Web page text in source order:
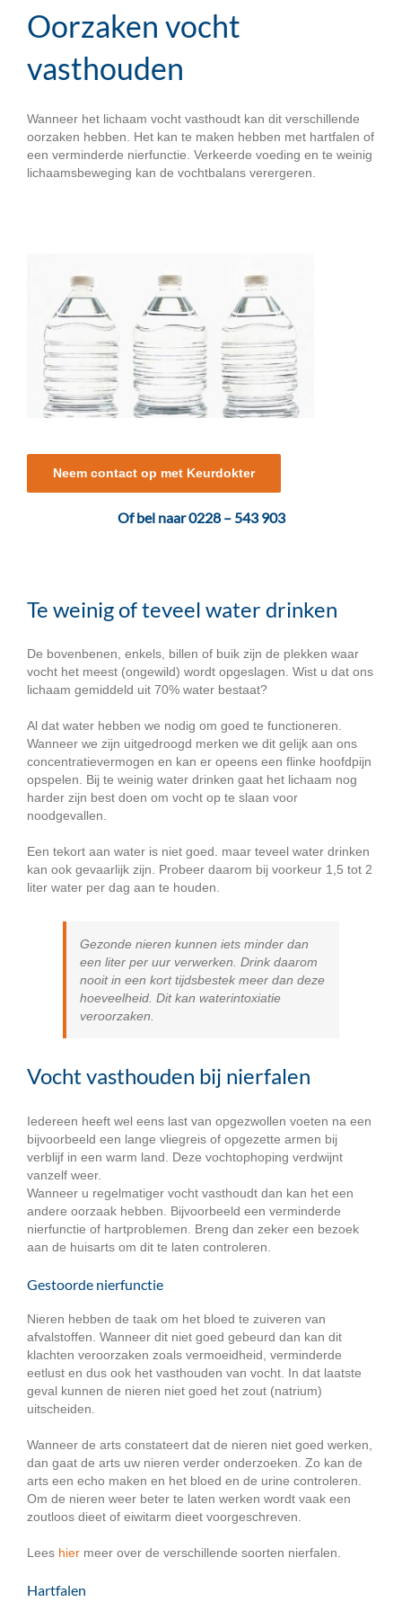
Oorzaken vocht
vasthouden
Wanneer het lichaam vocht vasthoudt kan dit verschillende
oorzaken hebben. Het kan te maken hebben met hartfalen of
een verminderde nierfunctie. Verkeerde voeding en te weinig
lichaamsbeweging kan de vochtbalans verergeren.
Neem contact op met Keurdokter
Of bel naar 0228 – 543 903
Te weinig of teveel water drinken
De bovenbenen, enkels, billen of buik zijn de plekken waar
vocht het meest (ongewild) wordt opgeslagen. Wist u dat ons
lichaam gemiddeld uit 70% water bestaat?
Al dat water hebben we nodig om goed te functioneren.
Wanneer we zijn uitgedroogd merken we dit gelijk aan ons
concentratievermogen en kan er opeens een flinke hoofdpijn
opspelen. Bij te weinig water drinken gaat het lichaam nog
harder zijn best doen om vocht op te slaan voor
noodgevallen.
Een tekort aan water is niet goed. maar teveel water drinken
kan ook gevaarlijk zijn. Probeer daarom bij voorkeur 1,5 tot 2
liter water per dag aan te houden.
Gezonde nieren kunnen iets minder dan
een liter per uur verwerken. Drink daarom
nooit in een kort tijdsbestek meer dan deze
hoeveelheid. Dit kan waterintoxiatie
veroorzaken.
Vocht vasthouden bij nierfalen
Iedereen heeft wel eens last van opgezwollen voeten na een
bijvoorbeeld een lange vliegreis of opgezette armen bij
verblijf in een warm land. Deze vochtophoping verdwijnt
vanzelf weer.
Wanneer u regelmatiger vocht vasthoudt dan kan het een
andere oorzaak hebben. Bijvoorbeeld een verminderde
nierfunctie of hartproblemen. Breng dan zeker een bezoek
aan de huisarts om dit te laten controleren.
Gestoorde nierfunctie
Nieren hebben de taak om het bloed te zuiveren van
afvalstoffen. Wanneer dit niet goed gebeurd dan kan dit
klachten veroorzaken zoals vermoeidheid, verminderde
eetlust en dus ook het vasthouden van vocht. In dat laatste
geval kunnen de nieren niet goed het zout (natrium)
uitscheiden.
Wanneer de arts constateert dat de nieren niet goed werken,
dan gaat de arts uw nieren verder onderzoeken. Zo kan de
arts een echo maken en het bloed en de urine controleren.
Om de nieren weer beter te laten werken wordt vaak een
zoutloos dieet of eiwitarm dieet voorgeschreven.
Lees hiermeer over de verschillende soorten nierfalen.
Hartfalen